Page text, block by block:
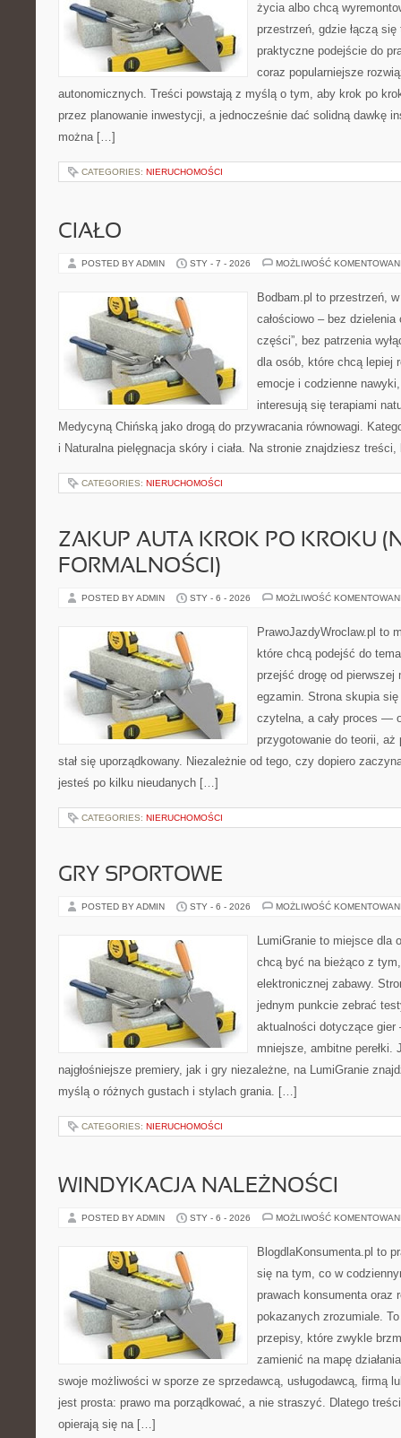
życia albo chcą
przestrzeń, gdzie łączą
praktyczne podejście do
coraz popularniejsze
autonomicznych. Treści powstają z myślą o tym, aby krok po
przez planowanie inwestycji, a jednocześnie dać solidną dawkę
można […]
CATEGORIES: NIERUCHOMOŚCI
CIAŁO
POSTED BY ADMIN STY - 7 - 2026 MOŻLIWOŚĆ
Bodbam.pl to przestrzeń,
całościowo – bez dzielenia
części”, bez patrzenia
dla osób, które chcą lepiej
emocje i codzienne
interesują się terapiami
Medycyną Chińską jako drogą do przywracania równowagi.
i Naturalna pielęgnacja skóry i ciała. Na stronie znajdziesz
CATEGORIES: NIERUCHOMOŚCI
ZAKUP AUTA KROK PO KROKU
FORMALNOŚCI)
POSTED BY ADMIN STY - 6 - 2026 MOŻLIWOŚĆ
PrawoJazdyWroclaw.pl to
które chcą podejść do
przejść drogę od
egzamin. Strona skupia
czytelna, a cały proces —
przygotowanie do teorii,
stał się uporządkowany. Niezależnie od tego, czy dopiero
jesteś po kilku nieudanych […]
CATEGORIES: NIERUCHOMOŚCI
GRY SPORTOWE
POSTED BY ADMIN STY - 6 - 2026 MOŻLIWOŚĆ
LumiGranie to miejsce dla
chcą być na bieżąco z
elektronicznej zabawy.
jednym punkcie zebrać
aktualności dotyczące gier
mniejsze, ambitne perełki.
najgłośniejsze premiery, jak i gry niezależne, na LumiGranie
myślą o różnych gustach i stylach grania. […]
CATEGORIES: NIERUCHOMOŚCI
WINDYKACJA NALEŻNOŚCI
POSTED BY ADMIN STY - 6 - 2026 MOŻLIWOŚĆ
BlogdlaKonsumenta.pl to
się na tym, co w
prawach konsumenta oraz
pokazanych zrozumiale.
przepisy, które zwykle
zamienić na mapę
swoje możliwości w sporze ze sprzedawcą, usługodawcą, firmą
jest prosta: prawo ma porządkować, a nie straszyć. Dlatego
opierają się na […]